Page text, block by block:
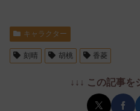
キャラクター
刻晴 胡桃 香菱
↓↓↓ この記事を